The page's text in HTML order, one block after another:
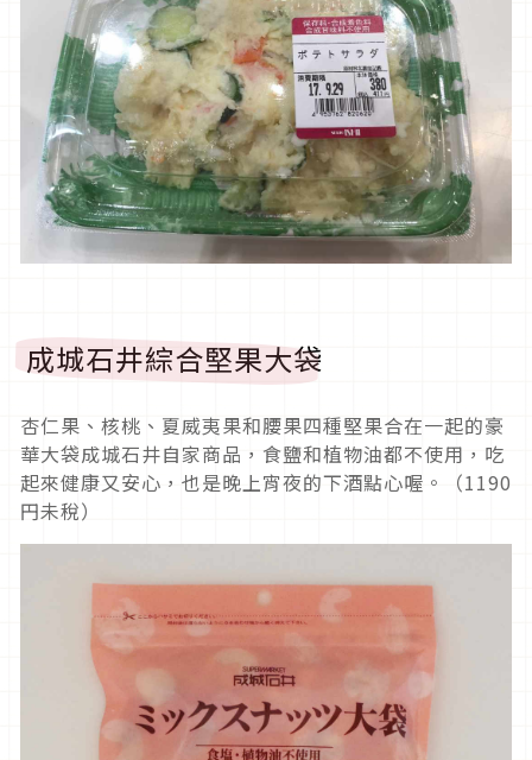
成城石井綜合堅果大袋
杏仁果、核桃、夏威夷果和腰果四種堅果合在一起的豪
華大袋成城石井自家商品，食鹽和植物油都不使用，吃
起來健康又安心，也是晚上宵夜的下酒點心喔。（1190
円未稅）